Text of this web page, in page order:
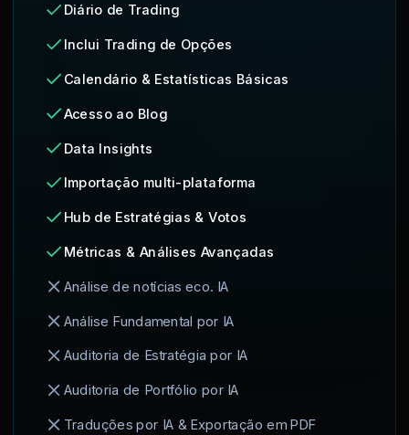
Diário de Trading
Inclui Trading de Opções
Calendário & Estatísticas Básicas
Acesso ao Blog
Data Insights
Importação multi-plataforma
Hub de Estratégias & Votos
Métricas & Análises Avançadas
Análise de notícias eco. IA
Análise Fundamental por IA
Auditoria de Estratégia por IA
Auditoria de Portfólio por IA
Traduções por IA & Exportação em PDF